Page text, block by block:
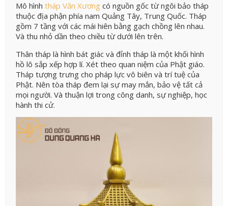
Mô hình tháp Văn Xương có nguồn gốc từ ngôi bảo tháp
thuộc địa phận phía nam Quảng Tây, Trung Quốc. Tháp
gồm 7 tầng với các mái hiên bằng gạch chồng lên nhau.
Và thu nhỏ dần theo chiều từ dưới lên trên.
Thân tháp là hình bát giác và đỉnh tháp là một khối hình
hồ lô sắp xếp hợp lí. Xét theo quan niệm của Phật giáo.
Tháp tượng trưng cho pháp lực vô biên và trí tuệ của
Phật. Nên tòa tháp đem lại sự may mắn, bảo vệ tất cả
mọi người. Và thuận lợi trong công danh, sự nghiệp, học
hành thi cử.